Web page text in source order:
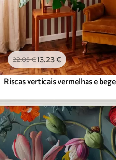
22.05€13 .23€
Riscas verticais vermelhas e bege